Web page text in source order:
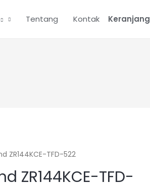
Tentang Kontak Keranjang
ZR144KCE-TFD-522
ZR144KCE-TFD-